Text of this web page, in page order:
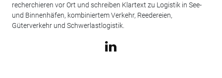
recherchieren vor Ort und schreiben Klartext zu Logistik in See-
und Binnenhäfen, kombiniertem Verkehr, Reedereien,
Güterverkehr und Schwerlastlogistik.